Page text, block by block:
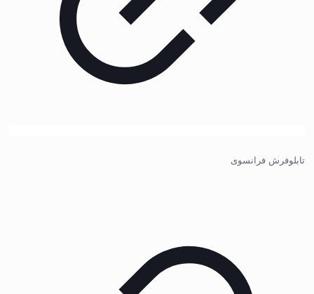
تابلوفرش فرانسوی